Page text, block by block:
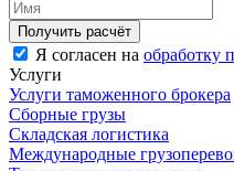
Я согласен на обработку
Услуги
Услуги таможенного брокера
Сборные грузы
Складская логистика
Международные